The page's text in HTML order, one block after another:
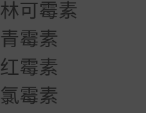
林可霉素
青霉素
红霉素
氯霉素